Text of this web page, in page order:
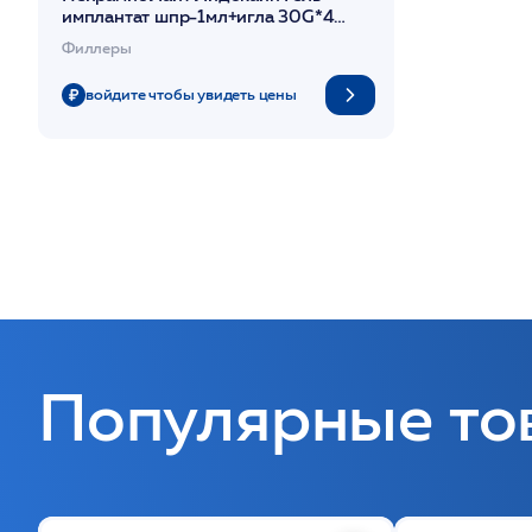
имплантат шпр-1мл+игла 30G*4
монофазный филлер /Neuramis Light
Lidocaine
Филлеры
войдите чтобы увидеть цены
Популярные